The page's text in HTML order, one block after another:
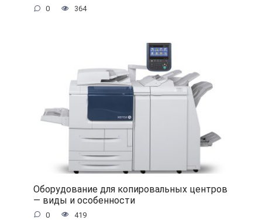
0 364
Оборудование для копировальных центров
— виды и особенности
0 419